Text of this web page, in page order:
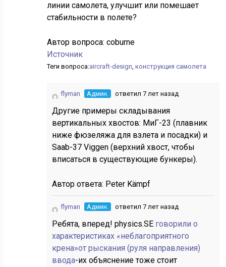
линии самолета, улучшит или помешает
стабильности в полете?
Автор вопроса:coburne
Источник
Теги вопроса:aircraft-design,конструкция самолета
flyman Админ. ответил 7 лет назад
Другие примеры складывания
вертикальных хвостов: МиГ-23 (плавник
ниже фюзеляжа для взлета и посадки) и
Saab-37 Viggen (верхний хвост, чтобы
вписаться в существующие бункеры).
Автор ответа: Peter Kämpf
flyman Админ. ответил 7 лет назад
Ребята, вперед! physics.SE говорили о
характеристиках «неблагоприятного
крена»от рыскания (руля направления)
ввода-их объяснение тоже стоит